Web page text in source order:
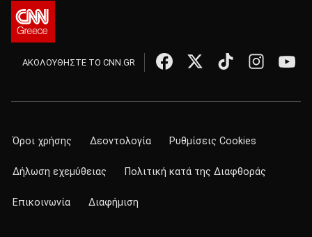
ΑΚΟΛΟΥΘΗΣΤΕ ΤΟ CNN.GR
Όροι χρήσης Δεοντολογία Ρυθμίσεις Cookies
Δήλωση εχεμύθειας Πολιτική κατά της Διαφθοράς
Επικοινωνία Διαφήμιση